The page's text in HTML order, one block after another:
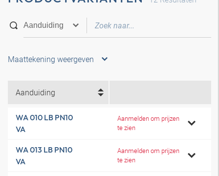
Maattekening weergeven
Aanduiding
WA 010 LB PN10
VA
Aanmelden om prijzen
te zien
WA 013 LB PN10
VA
Aanmelden om prijzen
te zien